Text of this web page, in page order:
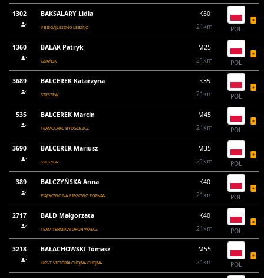
1302 BAKSALARY Lidia
#BIEGAJLESZNO LESZNO
K50
21km
POL
1360 BALAK Patryk
GDAŃSK
M25
21km
POL
3689 BALCEREK Katarzyna
STĘSZEW
K35
21km
POL
535 BALCEREK Marcin
TEAMOCHAL BYDGOSZCZ
M45
21km
POL
3690 BALCEREK Mariusz
STĘSZEW
M35
21km
POL
389 BALCZYŃSKA Anna
PIĄTKOWO NA BIEGOWO POZNAŃ
K40
21km
POL
2717 BALD Małgorzata
TEAM TERMINATORUN WAŁCZ
K40
21km
POL
3218 BAŁACHOWSKI Tomasz
UKS-T VICTORIA CHOJNA CHOJNA
M55
21km
POL